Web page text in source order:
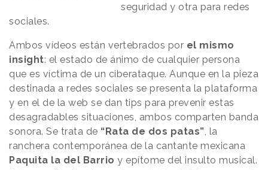
seguridad y otra para redes
sociales.
Ambos vídeos están vertebrados por el mismo
insight: el estado de ánimo de cualquier persona
que es víctima de un ciberataque. Aunque en la pieza
destinada a redes sociales se presenta la plataforma
y en el de la web se dan tips para prevenir estas
desagradables situaciones, ambos comparten banda
sonora. Se trata de “Rata de dos patas”, la
ranchera contemporánea de la cantante mexicana
Paquita la del Barrio y epítome del insulto musical.